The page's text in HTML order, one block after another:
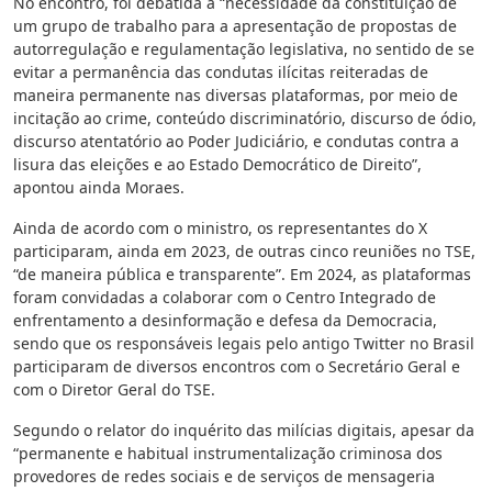
um grupo de trabalho para a apresentação de propostas de
autorregulação e regulamentação legislativa, no sentido de se
evitar a permanência das condutas ilícitas reiteradas de
maneira permanente nas diversas plataformas, por meio de
incitação ao crime, conteúdo discriminatório, discurso de ódio,
discurso atentatório ao Poder Judiciário, e condutas contra a
lisura das eleições e ao Estado Democrático de Direito”,
apontou ainda Moraes.
Ainda de acordo com o ministro, os representantes do X
participaram, ainda em 2023, de outras cinco reuniões no TSE,
“de maneira pública e transparente”. Em 2024, as plataformas
foram convidadas a colaborar com o Centro Integrado de
enfrentamento a desinformação e defesa da Democracia,
sendo que os responsáveis legais pelo antigo Twitter no Brasil
participaram de diversos encontros com o Secretário Geral e
com o Diretor Geral do TSE.
Segundo o relator do inquérito das milícias digitais, apesar da
“permanente e habitual instrumentalização criminosa dos
provedores de redes sociais e de serviços de mensageria